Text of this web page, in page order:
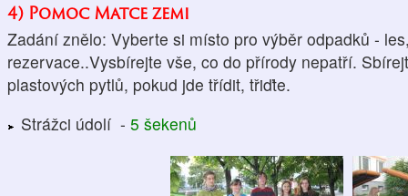
4) Pomoc Matce zemi
Zadání znělo: Vyberte si místo pro výběr odpadků -
rezervace..Vysbírejte vše, co do přírody nepatří.
plastových pytlů, pokud jde třídit, třiďte.
Strážci údolí - 5 šekenů